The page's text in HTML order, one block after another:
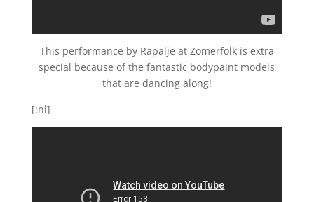
This performance by Rapalje at Zomerfolk is extra
special because of the fantastic bodypaint models
that are dancing along!
[:nl]